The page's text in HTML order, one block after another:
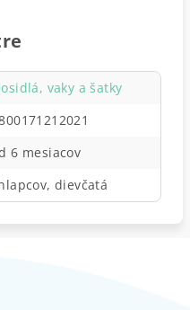
vaky a šatky
6 mesiacov
dievčatá